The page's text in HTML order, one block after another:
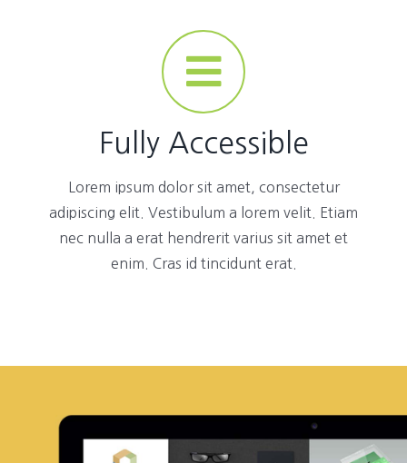
Fully Accessible
Lorem ipsum dolor sit amet, consectetur
adipiscing elit. Vestibulum a lorem velit. Etiam
nec nulla a erat hendrerit varius sit amet et
enim. Cras id tincidunt erat.